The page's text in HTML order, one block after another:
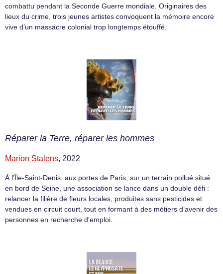
combattu pendant la Seconde Guerre mondiale. Originaires des
lieux du crime, trois jeunes artistes convoquent la mémoire encore
vive d’un massacre colonial trop longtemps étouffé.
Réparer la Terre, réparer les hommes
Marion Stalens, 2022
À l’Île-Saint-Denis, aux portes de Paris, sur un terrain pollué situé
en bord de Seine, une association se lance dans un double défi :
relancer la filière de fleurs locales, produites sans pesticides et
vendues en circuit court, tout en formant à des métiers d’avenir des
personnes en recherche d’emploi.